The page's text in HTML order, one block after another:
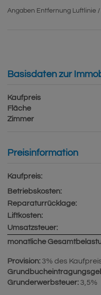
Angaben Entfernung Luftlinie
Basisdaten zur
Kaufpreis
Fläche
Zimmer
Preisinformation
Kaufpreis:
Betriebskosten:
Reparaturrücklage:
Liftkosten:
Umsatzsteuer:
monatliche
Provision: 3% des
Grunderwerbsteuer: 3,5%